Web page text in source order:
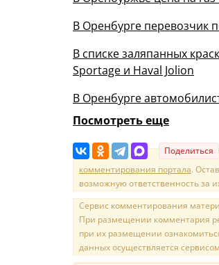
В Оренбурге перевозчик
В списке заляпанных
Sportage и Haval Jolion
В Оренбурге
Посмотреть еще
Поделиться
комментирования портала.
возможную ответственность за
Сервис комментирования
При размещении комментария
при их размещении
данных осуществляется